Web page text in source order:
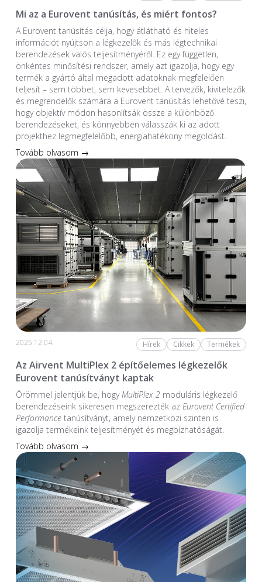
Mi az a Eurovent tanúsítás, és miért fontos?
A Eurovent tanúsítás célja, hogy átlátható és hiteles
információt nyújtson a légkezelők és más légtechnikai
berendezések valós teljesítményéről. Ez egy független,
önkéntes minősítési rendszer, amely azt igazolja, hogy egy
termék a gyártó által megadott adatoknak megfelelően
teljesít – sem többet, sem kevesebbet. A tervezők, kivitelezők
és megrendelők számára a Eurovent tanúsítás lehetővé teszi,
hogy objektív módon hasonlítsák össze a különböző
berendezéseket, és könnyebben válasszák ki az adott
projekthez legmegfelelőbb, energiahatékony megoldást.
Tovább olvasom →
2025.12.04. Hírek Cikkek Termékek
Az Airvent MultiPlex 2 építőelemes légkezelők
Eurovent tanúsítványt kaptak
Örömmel jelentjük be, hogyMultiPlex 2moduláris légkezelő
berendezéseink sikeresen megszerezték az Eurovent Certified
Performancetanúsítványt, amely nemzetközi szinten is
igazolja termékeink teljesítményét és megbízhatóságát.
Tovább olvasom →